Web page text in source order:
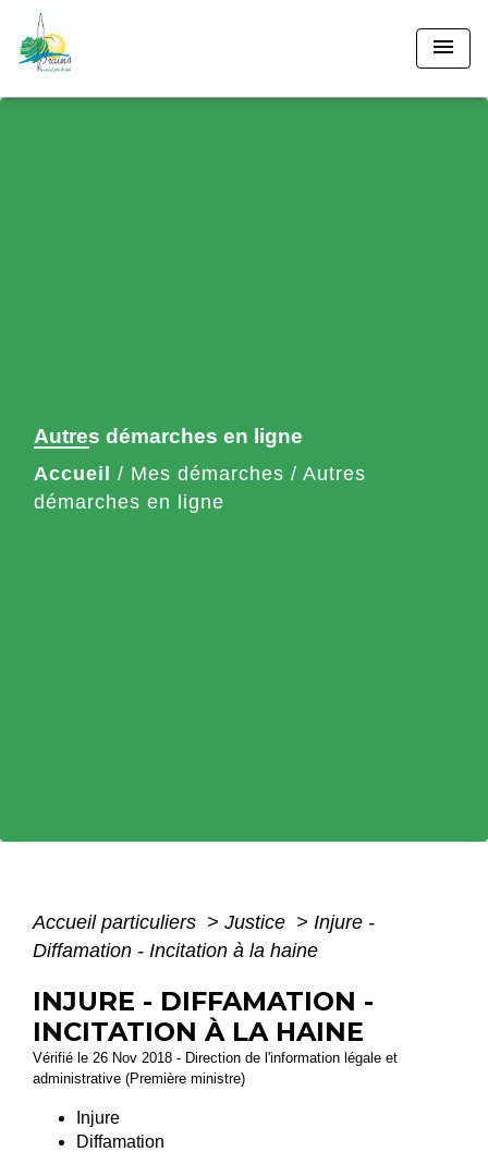
menu
Autres démarches en ligne
Accueil / Mes démarches / Autres
démarches en ligne
Accueil particuliers > Justice > Injure -
Diffamation - Incitation à la haine
INJURE - DIFFAMATION -
INCITATION À LA HAINE
Vérifié le 26 Nov 2018 - Direction de l'information légale et
administrative (Première ministre)
Injure
Diffamation